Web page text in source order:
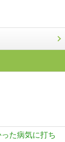
た病気に打ち